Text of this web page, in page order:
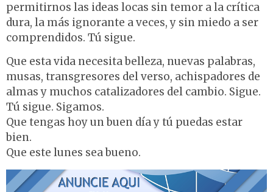
permitirnos las ideas locas sin temor a la crítica
dura, la más ignorante a veces, y sin miedo a ser
comprendidos. Tú sigue.
Que esta vida necesita belleza, nuevas palabras,
musas, transgresores del verso, achispadores de
almas y muchos catalizadores del cambio. Sigue.
Tú sigue. Sigamos.
Que tengas hoy un buen día y tú puedas estar
bien.
Que este lunes sea bueno.